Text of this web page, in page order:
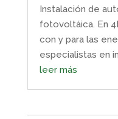
Instalación de
fotovoltáica. En
con y para las
especialistas en
leer más